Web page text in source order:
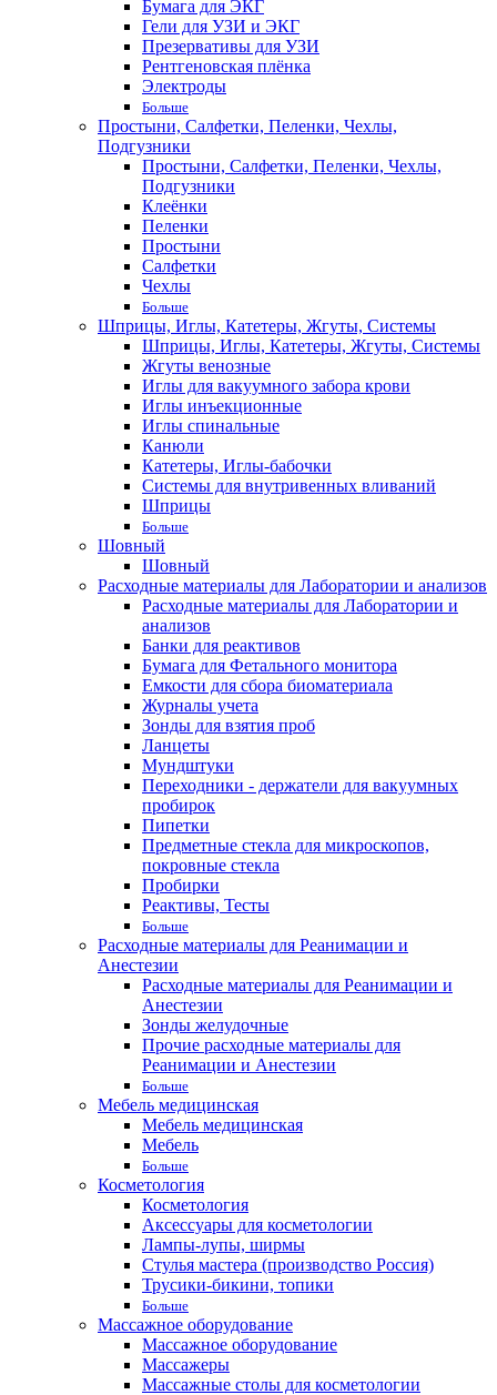
Бумага для ЭКГ
Гели для УЗИ и ЭКГ
Презервативы для УЗИ
Рентгеновская плёнка
Электроды
Больше
Простыни, Салфетки, Пеленки, Чехлы,
Подгузники
Простыни, Салфетки, Пеленки, Чехлы,
Подгузники
Клеёнки
Пеленки
Простыни
Салфетки
Чехлы
Больше
Шприцы, Иглы, Катетеры, Жгуты, Системы
Шприцы, Иглы, Катетеры, Жгуты, Системы
Жгуты венозные
Иглы для вакуумного забора крови
Иглы инъекционные
Иглы спинальные
Канюли
Катетеры, Иглы-бабочки
Системы для внутривенных вливаний
Шприцы
Больше
Шовный
Шовный
Расходные материалы для Лаборатории и анализов
Расходные материалы для Лаборатории и
анализов
Банки для реактивов
Бумага для Фетального монитора
Емкости для сбора биоматериала
Журналы учета
Зонды для взятия проб
Ланцеты
Мундштуки
Переходники - держатели для вакуумных
пробирок
Пипетки
Предметные стекла для микроскопов,
покровные стекла
Пробирки
Реактивы, Тесты
Больше
Расходные материалы для Реанимации и
Анестезии
Расходные материалы для Реанимации и
Анестезии
Зонды желудочные
Прочие расходные материалы для
Реанимации и Анестезии
Больше
Мебель медицинская
Мебель медицинская
Мебель
Больше
Косметология
Косметология
Аксессуары для косметологии
Лампы-лупы, ширмы
Стулья мастера (производство Россия)
Трусики-бикини, топики
Больше
Массажное оборудование
Массажное оборудование
Массажеры
Массажные столы для косметологии